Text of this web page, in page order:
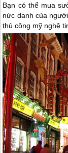
Bạn có thể mua
nức danh của
thủ công mỹ nghệ